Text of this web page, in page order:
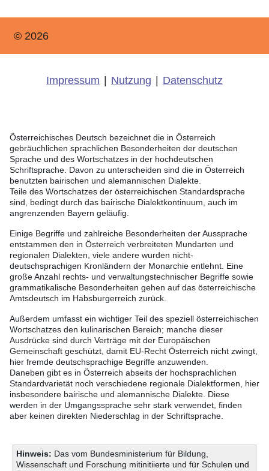
© 2026
Impressum Nutzung Datenschutz
Österreichisches Deutsch bezeichnet die in Österreich
gebräuchlichen sprachlichen Besonderheiten der deutschen
Sprache und des Wortschatzes in der hochdeutschen
Schriftsprache. Davon zu unterscheiden sind die in Österreich
benutzten bairischen und alemannischen Dialekte.
Teile des Wortschatzes der österreichischen Standardsprache
sind, bedingt durch das bairische Dialektkontinuum, auch im
angrenzenden Bayern geläufig.
Einige Begriffe und zahlreiche Besonderheiten der Aussprache
entstammen den in Österreich verbreiteten Mundarten und
regionalen Dialekten, viele andere wurden nicht-
deutschsprachigen Kronländern der Monarchie entlehnt. Eine
große Anzahl rechts- und verwaltungstechnischer Begriffe sowie
grammatikalische Besonderheiten gehen auf das österreichische
Amtsdeutsch im Habsburgerreich zurück.
Außerdem umfasst ein wichtiger Teil des speziell österreichischen
Wortschatzes den kulinarischen Bereich; manche dieser
Ausdrücke sind durch Verträge mit der Europäischen
Gemeinschaft geschützt, damit EU-Recht Österreich nicht zwingt,
hier fremde deutschsprachige Begriffe anzuwenden.
Daneben gibt es in Österreich abseits der hochsprachlichen
Standardvarietät noch verschiedene regionale Dialektformen, hier
insbesondere bairische und alemannische Dialekte. Diese
werden in der Umgangssprache sehr stark verwendet, finden
aber keinen direkten Niederschlag in der Schriftsprache.
Hinweis: Das vom Bundesministerium für Bildung,
Wissenschaft und Forschung mitinitiierte und für Schulen und